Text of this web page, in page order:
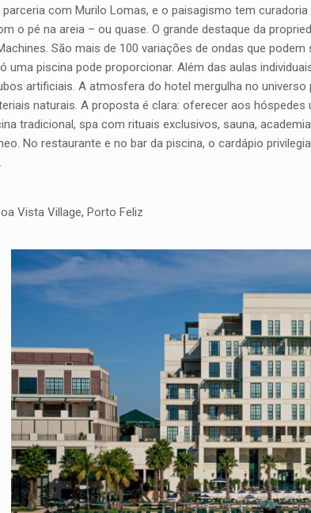
com Murilo Lomas, e o paisagismo tem
o pé na areia – ou quase. O grande destaque da
São mais de 100 variações de ondas que
uma piscina pode proporcionar. Além das aulas
artificiais. A atmosfera do hotel mergulha no
naturais. A proposta é clara: oferecer aos
tradicional, spa com rituais exclusivos, sauna,
No restaurante e no bar da piscina, o cardápio
Vista Village, Porto Feliz